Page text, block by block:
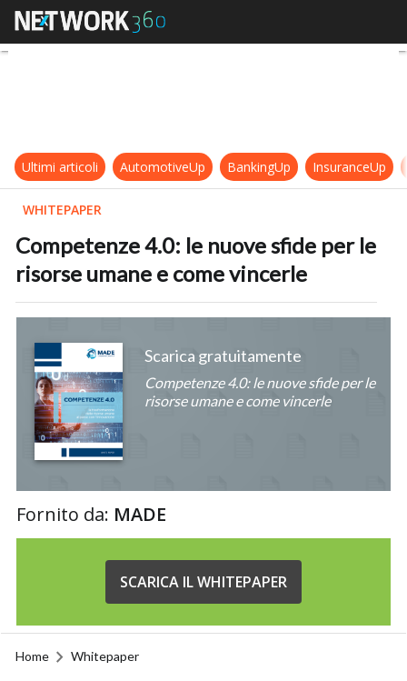
Competenze 4.0: le nuove sfide
Ultimi articoli AutomotiveUp BankingUp InsuranceUp
WHITEPAPER
Competenze 4.0: le nuove sfide per le
risorse umane e come vincerle
Scarica gratuitamente
Competenze 4.0: le nuove sfide per le
risorse umane e come vincerle
Fornito da: MADE
SCARICA IL WHITEPAPER
Home Whitepaper